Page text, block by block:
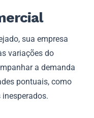
sua empresa
variações do
a demanda
pontuais, como